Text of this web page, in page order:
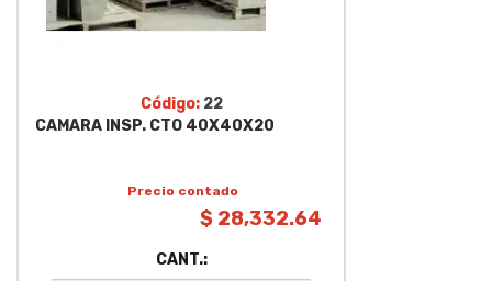
Código: 22
CAMARA INSP. CTO 40X40X20
Precio contado
$ 28,332.64
CANT.: